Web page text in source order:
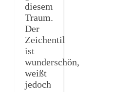
diesem
Traum.
Der
Zeichentil
ist
wunderschön,
weißt
jedoch